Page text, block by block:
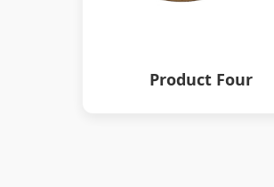
Product Four